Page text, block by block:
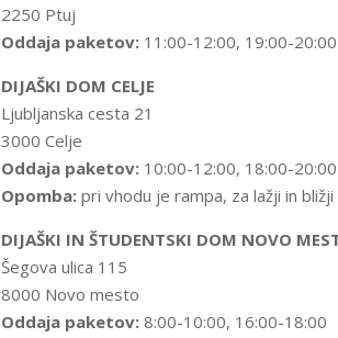
2250 Ptuj
Oddaja paketov: 11:00-12:00, 19:00-20:00
DIJAŠKI DOM CELJE
Ljubljanska cesta 21
3000 Celje
Oddaja paketov: 10:00-12:00, 18:00-20:00
Opomba: pri vhodu je rampa, za lažji in
DIJAŠKI IN ŠTUDENTSKI DOM NOVO
Šegova ulica 115
8000 Novo mesto
Oddaja paketov: 8:00-10:00, 16:00-18:00